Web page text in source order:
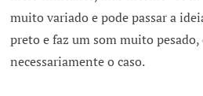
muito variado e pode passar a
preto e faz um som muito pesado,
necessariamente o caso.